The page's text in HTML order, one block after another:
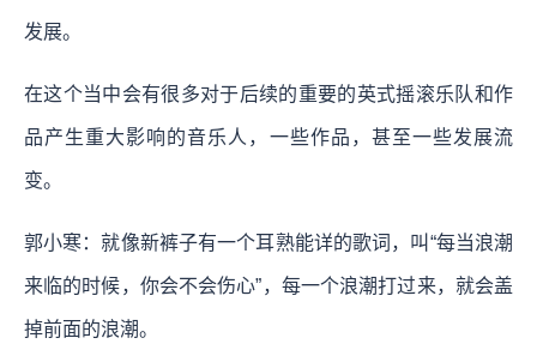
发展。
在这个当中会有很多对于后续的重要的英式摇滚乐队和作
品产生重大影响的音乐人，一些作品，甚至一些发展流
变。
郭小寒：就像新裤子有一个耳熟能详的歌词，叫“每当浪潮
来临的时候，你会不会伤心”，每一个浪潮打过来，就会盖
掉前面的浪潮。